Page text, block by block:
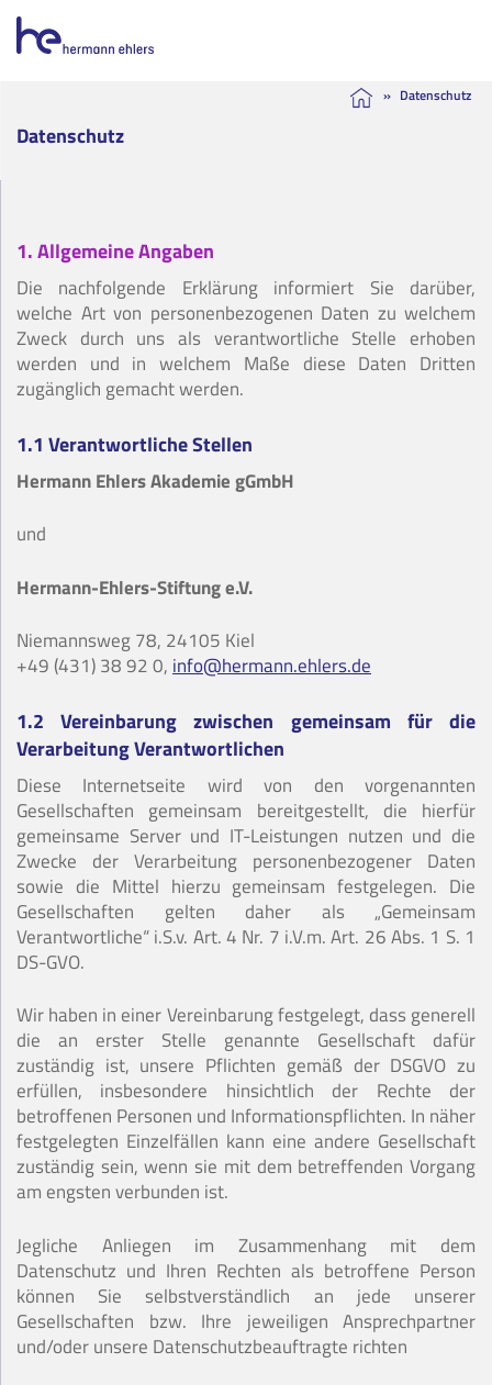
content
» Datenschutz
Datenschutz
1. Allgemeine Angaben
Die nachfolgende Erklärung informiert Sie darüber,
welche Art von personenbezogenen Daten zu welchem
Zweck durch uns als verantwortliche Stelle erhoben
werden und in welchem Maße diese Daten Dritten
zugänglich gemacht werden.
1.1 Verantwortliche Stellen
Hermann Ehlers Akademie gGmbH
und
Hermann-Ehlers-Stiftung e.V.
Niemannsweg 78, 24105 Kiel
+49 (431) 38 92 0,info@hermann.ehlers.de
1.2 Vereinbarung zwischen gemeinsam für die
Verarbeitung Verantwortlichen
Diese Internetseite wird von den vorgenannten
Gesellschaften gemeinsam bereitgestellt, die hierfür
gemeinsame Server und IT-Leistungen nutzen und die
Zwecke der Verarbeitung personenbezogener Daten
sowie die Mittel hierzu gemeinsam festgelegen. Die
Gesellschaften gelten daher als „Gemeinsam
Verantwortliche“ i.S.v. Art. 4 Nr. 7 i.V.m. Art. 26 Abs. 1 S. 1
DS-GVO.
Wir haben in einer Vereinbarung festgelegt, dass generell
die an erster Stelle genannte Gesellschaft dafür
zuständig ist, unsere Pflichten gemäß der DSGVO zu
erfüllen, insbesondere hinsichtlich der Rechte der
betroffenen Personen und Informationspflichten. In näher
festgelegten Einzelfällen kann eine andere Gesellschaft
zuständig sein, wenn sie mit dem betreffenden Vorgang
am engsten verbunden ist.
Jegliche Anliegen im Zusammenhang mit dem
Datenschutz und Ihren Rechten als betroffene Person
können Sie selbstverständlich an jede unserer
Gesellschaften bzw. Ihre jeweiligen Ansprechpartner
und/oder unsere Datenschutzbeauftragte richten